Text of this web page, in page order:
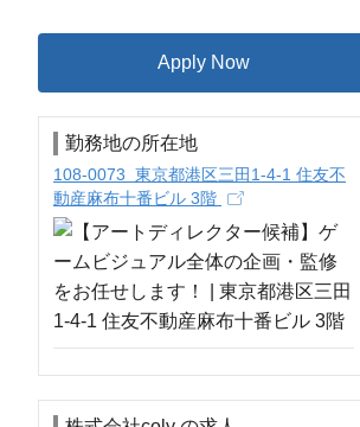
Apply Now
勤務地の所在地
108-0073 東京都港区三田1-4-1 住友不
動産麻布十番ビル 3階